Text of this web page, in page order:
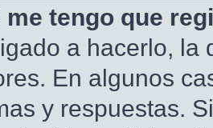
me tengo que
a hacerlo, la
En algunos
y respuestas.